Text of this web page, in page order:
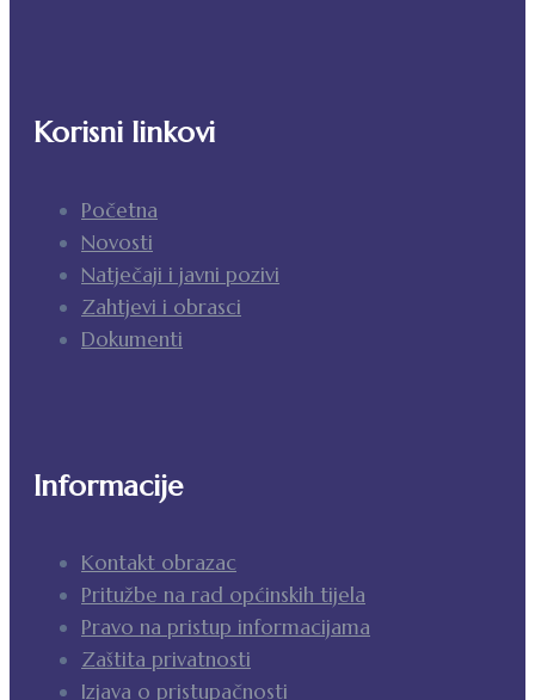
Korisni linkovi
Početna
Novosti
Natječaji i javni pozivi
Zahtjevi i obrasci
Dokumenti
Informacije
Kontakt obrazac
Pritužbe na rad općinskih tijela
Pravo na pristup informacijama
Zaštita privatnosti
Izjava o pristupačnosti